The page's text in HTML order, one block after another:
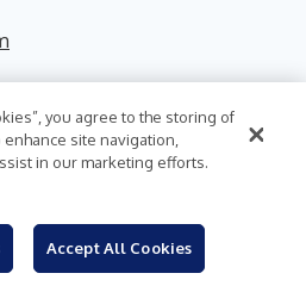
From
you agree to the storing of
site navigation,
in our marketing efforts.
Accept All Cookies